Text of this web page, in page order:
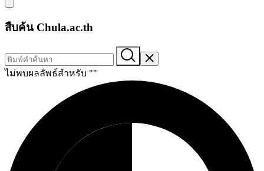
สืบค้น Chula.ac.th
ไม่พบผลลัพธ์สำหรับ ""